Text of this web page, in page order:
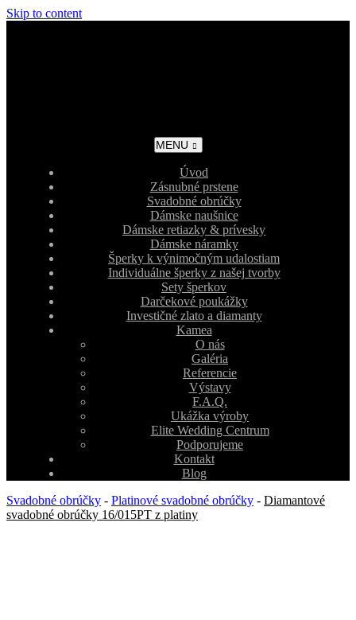
Skip to content
MENU
Úvod
Zásnubné prstene
Svadobné obrúčky
Dámske naušnice
Dámske retiazky & prívesky
Dámske náramky
Šperky k výnimočným udalostiam
Individuálne šperky z našej tvorby
Sety šperkov
Darčekové poukážky
Investičné zlato a diamanty
Kamea
O nás
Galéria
Referencie
Výstavy
F.A.Q.
Ukážka výroby
Elite Wedding Centrum
Podporujeme
Kontakt
Blog
Svadobné obrúčky - Platinové svadobné obrúčky - Diamantové
svadobné obrúčky 16/015PT z platiny